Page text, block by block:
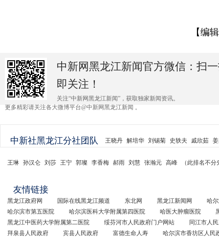
【编
中新网黑龙江新闻官方微信：扫
即关注！
关注“中新网黑龙江新闻”，获取独家新闻资讯。
更多精彩请关注各大微博平台@中新网黑龙江新闻 。
中新社黑龙江分社团队 王晓丹 解培华 刘锡菊 史轶夫 戚欣茹
王琳 孙汉仑 刘莎 王宁 郭璨 李香梅 郝雨 刘慧 张瀚元 高峰 （此排名不分
友情链接
黑龙江政府网 国际在线黑龙江频道 东北网 黑龙江新闻网
哈
哈尔滨市第五医院
哈尔滨医科大学附属第四医院 哈医大肿瘤医院
黑龙江中医药大学附属第二医院
绥芬河市人民政府门户网站
同江市人
拜泉县人民政府
宾县人民政府 富德生命人寿
哈尔滨市香坊区人民